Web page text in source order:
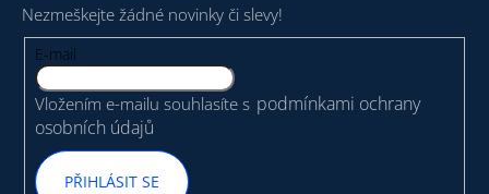
Nezmeškejte žádné novinky či slevy!
E-mail
Vložením e-mailu souhlasíte s podmínkami ochrany
osobních údajů
PŘIHLÁSIT SE